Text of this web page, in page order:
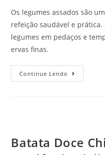
Os legumes assados são
refeição saudável e
legumes em pedaços e
ervas finas.
Continue Lendo
Batata Doce